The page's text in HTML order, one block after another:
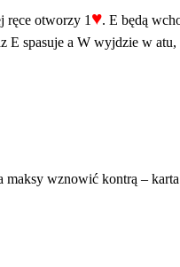
ręce otworzy 1 ♥. E będą
E spasuje a W wyjdzie w
wznowić kontrą –